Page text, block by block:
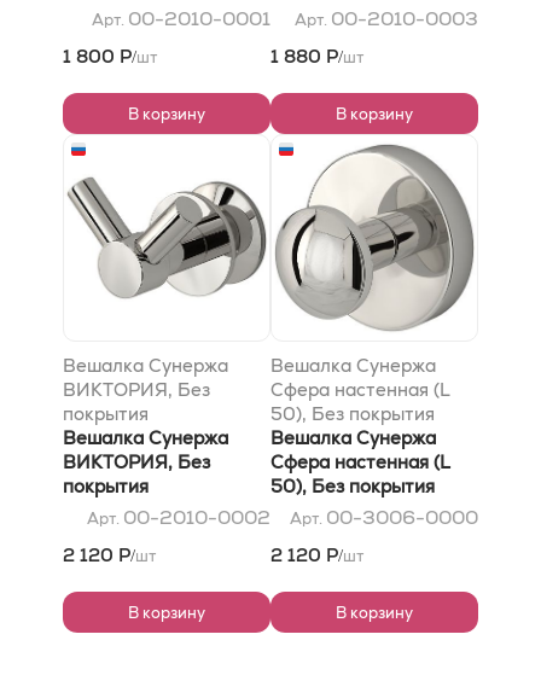
Арт. 00-2010-0001
1 800 Р/шт
В корзину
Арт. 00-2010-0003
1 880 Р/шт
В корзину
Вешалка Сунержа
ВИКТОРИЯ, Без
покрытия
Вешалка Сунержа
ВИКТОРИЯ, Без
покрытия
Арт. 00-2010-0002
2 120 Р/шт
В корзину
Вешалка Сунержа
Сфера настенная (L
50), Без покрытия
Вешалка Сунержа
Сфера настенная (L
50), Без покрытия
Арт. 00-3006-0000
2 120 Р/шт
В корзину